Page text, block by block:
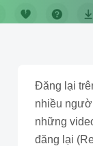
Đăng lại
nhiều
những
đăng lại